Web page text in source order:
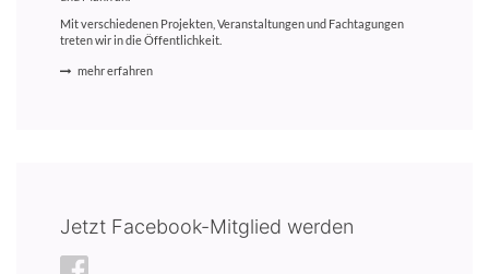
Mit verschiedenen Projekten, Veranstaltungen und Fachtagungen
treten wir in die Öffentlichkeit.
mehr erfahren
Jetzt Facebook-Mitglied werden